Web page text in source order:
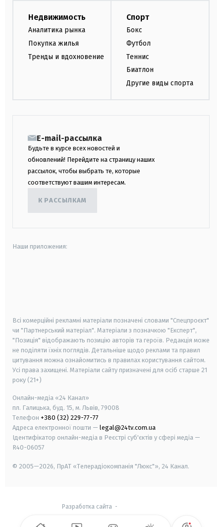
Недвижимость
Аналитика рынка
Покупка жилья
Тренды и вдохновение
Спорт
Бокс
Футбол
Теннис
Биатлон
Другие виды спорта
E-mail-рассылка
Будьте в курсе всех новостей и
обновлений! Перейдите на страницу наших
рассылок, чтобы выбрать те, которые
соответствуют вашим интересам.
К РАССЫЛКАМ
Наши приложения:
Всі комерційні рекламні матеріали позначені словами "Спецпроєкт"
чи "Партнерський матеріал". Матеріали з позначкою "Експерт",
"Позиція" відображають позицію авторів та героїв. Редакція може
не поділяти їхніх поглядів. Детальніше щодо реклами та правил
цитування можна ознайомитись в правилах користування сайтом.
Усі права захищені. Матеріали сайту призначені для осіб старше 21
року (21+)
Онлайн-медіа «24 Канал»
пл. Галицька, буд. 15, м. Львів, 79008
Телефон +380 (32) 229-77-77
Адреса електронної пошти — legal@24tv.com.ua
Ідентифікатор онлайн-медіа в Реєстрі суб'єктів у сфері медіа —
R40-06057
© 2005—2026, ПрАТ «Телерадіокомпанія "Люкс"», 24 Канал.
Разработка сайта -